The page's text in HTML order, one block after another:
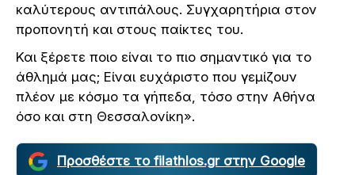
καλύτερους αντιπάλους. Συγχαρητήρια στον
προπονητή και στους παίκτες του.
Και ξέρετε ποιο είναι το πιο σημαντικό για το
άθλημά μας; Είναι ευχάριστο που γεμίζουν
πλέον με κόσμο τα γήπεδα, τόσο στην Αθήνα
όσο και στη Θεσσαλονίκη».
Προσθέστε το filathlos.gr στην Google